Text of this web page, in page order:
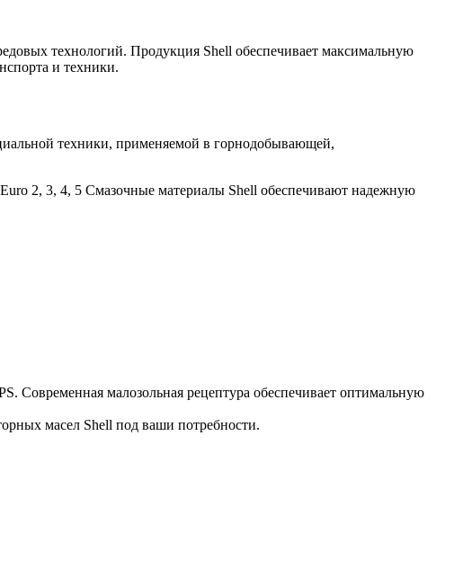
технологий. Продукция Shell обеспечивает максимальную
и техники.
техники, применяемой в горнодобывающей,
2, 3, 4, 5 Смазочные материалы Shell обеспечивают надежную
Современная малозольная рецептура обеспечивает оптимальную
масел Shell под ваши потребности.